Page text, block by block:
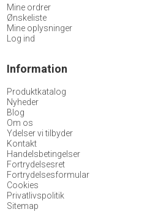
Mine ordrer
Ønskeliste
Mine oplysninger
Log ind
Information
Produktkatalog
Nyheder
Blog
Om os
Ydelser vi tilbyder
Kontakt
Handelsbetingelser
Fortrydelsesret
Fortrydelsesformular
Cookies
Privatlivspolitik
Sitemap